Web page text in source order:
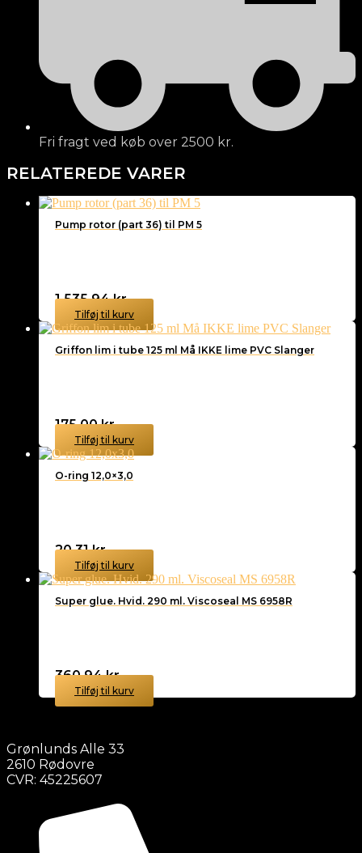
Fri fragt ved køb over 2500 kr.
RELATEREDE VARER
Pump rotor (part 36) til PM 5
1.535,94kr.
Tilføj til kurv
Griffon lim i tube 125 ml Må IKKE lime PVC Slanger
175,00kr.
Tilføj til kurv
O-ring 12,0×3,0
20,31kr.
Tilføj til kurv
Super glue. Hvid. 290 ml. Viscoseal MS 6958R
360,94kr.
Tilføj til kurv
Grønlunds Alle 33
2610 Rødovre
CVR: 45225607